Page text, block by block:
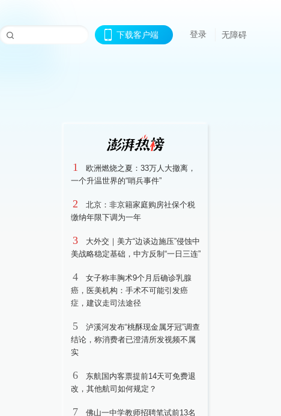
下载客户端 登录 无障碍
1
欧洲燃烧之夏：33万人大撤离，
一个升温世界的“哨兵事件”
2
北京：非京籍家庭购房社保个税
缴纳年限下调为一年
3
大外交｜美方“边谈边施压”侵蚀中
美战略稳定基础，中方反制“一日三连”
4
女子称丰胸术9个月后确诊乳腺
癌，医美机构：手术不可能引发癌
症，建议走司法途径
5
泸溪河发布“桃酥现金属牙冠”调查
结论，称消费者已澄清所发视频不属
实
6
东航国内客票提前14天可免费退
改，其他航司如何规定？
7
佛山一中学教师招聘笔试前13名